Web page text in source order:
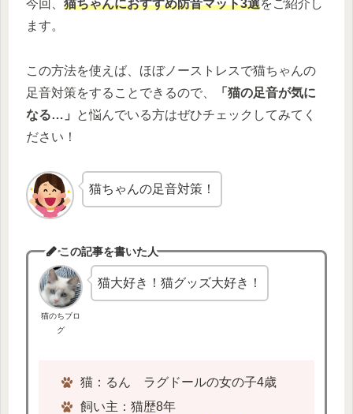
今回、 猫ちゃんにおすすめ防音マット3選をご紹介し
ます。
この方法を使えば、ほぼノーストレスで猫ちゃんの
足音対策をすることできるので、
「猫の足音が気に
なる…」
と悩んでいる方はぜひチェックしてみてく
ださい！
猫ちゃんの足音対策！
この記事を書いた人
猫のちブロ
グ
猫大好き！猫グッズ大好き！
猫：るん ラグドールの女の子4歳
飼い主：猫歴8年